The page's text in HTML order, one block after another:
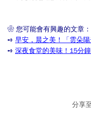
❀ 您可能會有興趣的文章：
➺ 早安，晨之美！「雲朵
➺ 深夜食堂的美味！15分
分享